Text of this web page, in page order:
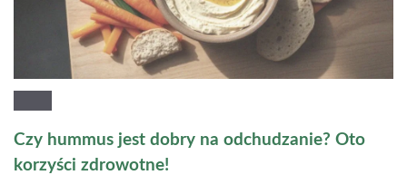
Czy hummus jest dobry na odchudzanie? Oto
korzyści zdrowotne!